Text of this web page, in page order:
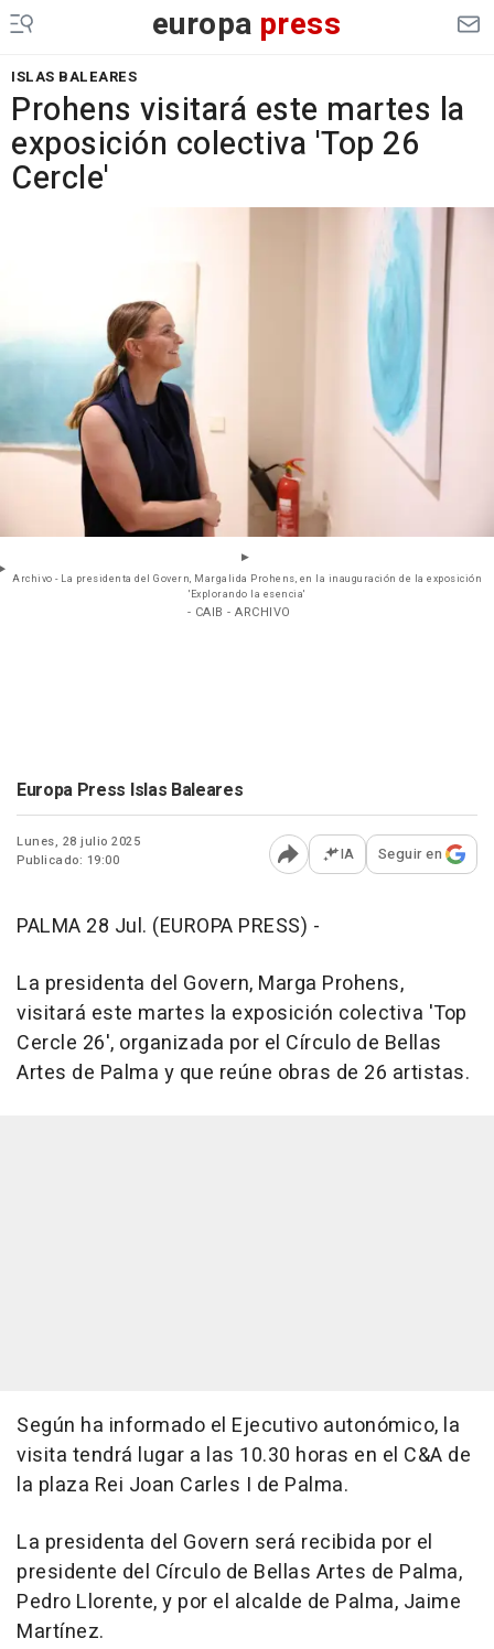
europa press
ISLAS BALEARES
Prohens visitará este martes la
exposición colectiva 'Top 26
Cercle'
Archivo - La presidenta del Govern, Margalida Prohens, en la inauguración de la exposición
'Explorando la esencia'
- CAIB - ARCHIVO
Europa Press Islas Baleares
Lunes, 28 julio 2025
Publicado: 19:00
Abrir opciones para
IA Seguir en
PALMA 28 Jul. (EUROPA PRESS) -
La presidenta del Govern, Marga Prohens,
visitará este martes la exposición colectiva 'Top
Cercle 26', organizada por el Círculo de Bellas
Artes de Palma y que reúne obras de 26 artistas.
Según ha informado el Ejecutivo autonómico, la
visita tendrá lugar a las 10.30 horas en el C&A de
la plaza Rei Joan Carles I de Palma.
La presidenta del Govern será recibida por el
presidente del Círculo de Bellas Artes de Palma,
Pedro Llorente, y por el alcalde de Palma, Jaime
Martínez.